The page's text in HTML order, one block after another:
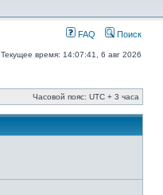
FAQ Поиск
Текущее время: 14:07:41, 6 авг 2026
Часовой пояс: UTC + 3 часа